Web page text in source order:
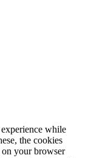
while
the cookies
on your browser